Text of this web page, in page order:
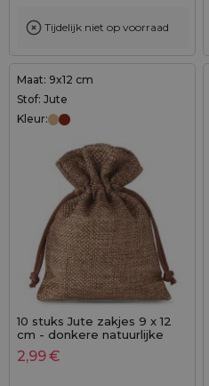
Tijdelijk niet op voorraad
Maat: 9x12 cm
Stof: Jute
Kleur:
10 stuks Jute zakjes 9 x 12
cm - donkere natuurlijke
kleur
2,99€